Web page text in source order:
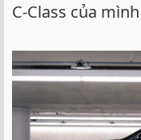
C-Class của